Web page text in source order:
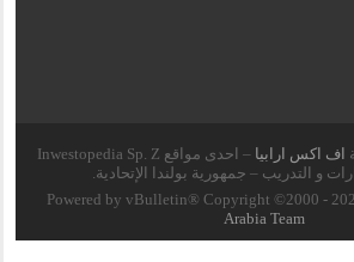
اف اكس ارابيا
– احدى مواقع Inwestopedia Sp. Z
Powered by vBulletin® Copyright ©2000 -
Arabia Team